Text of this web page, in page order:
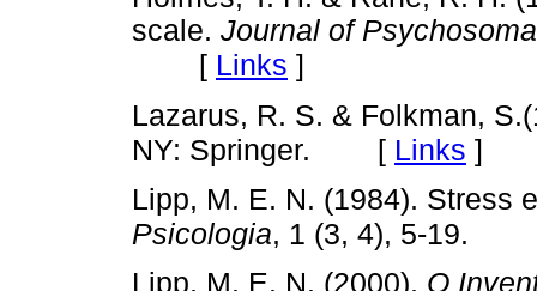
scale. Journal of
[ Links ]
Lazarus, R. S. & Folkman,
NY: Springer. [ Links ]
Lipp, M. E. N. (1984). Stress
Psicologia, 1 (3, 4), 5-19.
Lipp, M. E. N. (2000). O